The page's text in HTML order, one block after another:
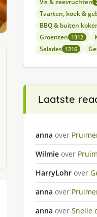
Vis & zeevruchten
Taarten, koek &
BBQ & buiten
Groenten 1312
Salades 1216
Laatste
anna over
Wilmie over
HarryLohr over
anna over
anna over Snelle